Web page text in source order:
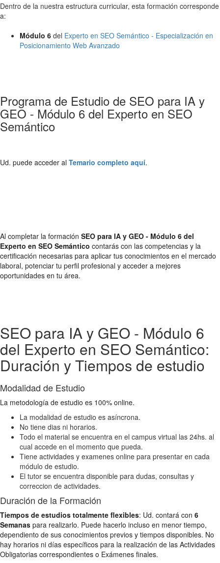
Dentro de la nuestra estructura curricular, esta formación corresponde
a:
Módulo 6 del Experto en SEO Semántico - Especialización en
Posicionamiento Web Avanzado
Programa de Estudio de SEO para IA y
GEO - Módulo 6 del Experto en SEO
Semántico
Ud. puede acceder al Temario completo aquí.
Al completar la formación SEO para IA y GEO - Módulo 6 del
Experto en SEO Semántico contarás con las competencias y la
certificación necesarias para aplicar tus conocimientos en el mercado
laboral, potenciar tu perfil profesional y acceder a mejores
oportunidades en tu área.
SEO para IA y GEO - Módulo 6
del Experto en SEO Semántico:
Duración y Tiempos de estudio
Modalidad de Estudio
La metodología de estudio es 100% online.
La modalidad de estudio es asíncrona.
No tiene dias ni horarios.
Todo el material se encuentra en el campus virtual las 24hs. al
cual accede en el momento que pueda.
Tiene actividades y examenes online para presentar en cada
módulo de estudio.
El tutor se encuentra disponible para dudas, consultas y
correccion de actividades.
Duración de la Formación
Tiempos de estudios totalmente flexibles: Ud. contará con 6
Semanas para realizarlo. Puede hacerlo incluso en menor tiempo,
dependiento de sus conocimientos previos y tiempos disponibles. No
hay horarios ni días específicos para la realización de las Actividades
Obligatorias correspondientes o Exámenes finales.